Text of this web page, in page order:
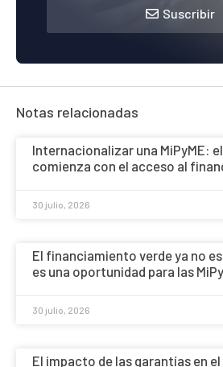
Suscribir
Notas relacionadas
Internacionalizar una MiPyME:
comienza con el acceso al
30 julio, 2026
El financiamiento verde ya no
es una oportunidad para las
30 julio, 2026
El impacto de las garantías en